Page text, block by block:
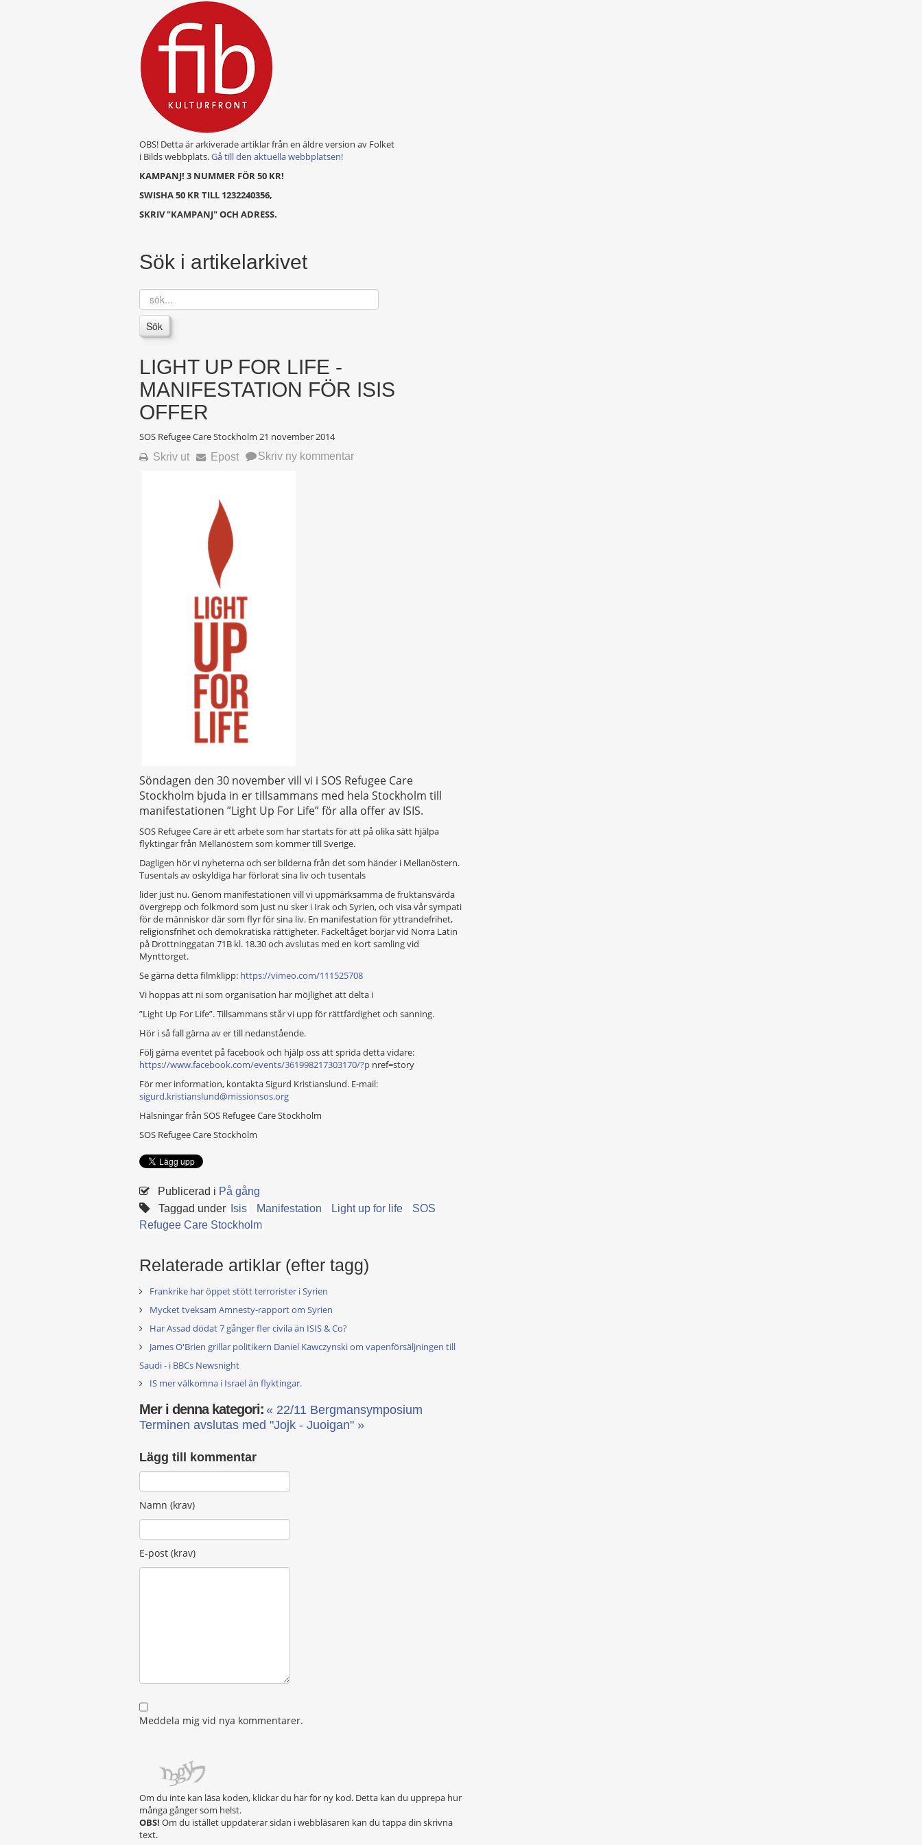
OBS! Detta är arkiverade artiklar från en äldre version av Folket
i Bilds webbplats.Gå till den aktuella webbplatsen!
KAMPANJ! 3 NUMMER FÖR 50 KR!
SWISHA 50 KR TILL 1232240356,
SKRIV "KAMPANJ" OCH ADRESS.
Sök i artikelarkivet
sök...
Sök
LIGHT UP FOR LIFE -
MANIFESTATION FÖR ISIS
OFFER
SOS Refugee Care Stockholm 21 november 2014
Skriv ut Epost Skriv ny kommentar
Söndagen den 30 november vill vi i SOS Refugee Care
Stockholm bjuda in er tillsammans med hela Stockholm till
manifestationen ”Light Up For Life” för alla offer av ISIS.
SOS Refugee Care är ett arbete som har startats för att på olika sätt hjälpa
flyktingar från Mellanöstern som kommer till Sverige.
Dagligen hör vi nyheterna och ser bilderna från det som händer i Mellanöstern.
Tusentals av oskyldiga har förlorat sina liv och tusentals
lider just nu. Genom manifestationen vill vi uppmärksamma de fruktansvärda
övergrepp och folkmord som just nu sker i Irak och Syrien, och visa vår sympati
för de människor där som flyr för sina liv. En manifestation för yttrandefrihet,
religionsfrihet och demokratiska rättigheter. Fackeltåget börjar vid Norra Latin
på Drottninggatan 71B kl. 18.30 och avslutas med en kort samling vid
Mynttorget.
Se gärna detta filmklipp: https://vimeo.com/111525708
Vi hoppas att ni som organisation har möjlighet att delta i
”Light Up For Life”. Tillsammans står vi upp för rättfärdighet och sanning.
Hör i så fall gärna av er till nedanstående.
Följ gärna eventet på facebook och hjälp oss att sprida detta vidare:
https://www.facebook.com/events/361998217303170/?p nref=story
För mer information, kontakta Sigurd Kristianslund. E-mail:
sigurd.kristianslund@missionsos.org
Hälsningar från SOS Refugee Care Stockholm
SOS Refugee Care Stockholm
Publicerad i På gång
Taggad under
Isis Manifestation Light up for life
SOS
Refugee Care Stockholm
Relaterade artiklar (efter tagg)
Frankrike har öppet stött terrorister i Syrien
Mycket tveksam Amnesty-rapport om Syrien
Har Assad dödat 7 gånger fler civila än ISIS & Co?
James O'Brien grillar politikern Daniel Kawczynski om vapenförsäljningen till
Saudi - i BBCs Newsnight
IS mer välkomna i Israel än flyktingar.
Mer i denna kategori: « 22/11 Bergmansymposium
Terminen avslutas med "Jojk - Juoigan" »
Lägg till kommentar
Namn (krav)
E-post (krav)
Meddela mig vid nya kommentarer.
Om du inte kan läsa koden, klickar du här för ny kod. Detta kan du upprepa hur
många gånger som helst.
OBS! Om du istället uppdaterar sidan i webbläsaren kan du tappa din skrivna
text.